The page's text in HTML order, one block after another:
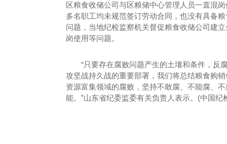
区粮食收储公司与区粮储中心管理人员一直混
多名职工均未规范签订劳动合同，也没有具备
问题，当地纪检监察机关督促粮食收储公司建
岗使用等问题。
“只要存在腐败问题产生的土壤和条件，反
攻坚战持久战的重要部署，我们将总结粮食购
资源富集领域的腐败，坚持不敢腐、不能腐、
能。”山东省纪委监委有关负责人表示。(中国纪